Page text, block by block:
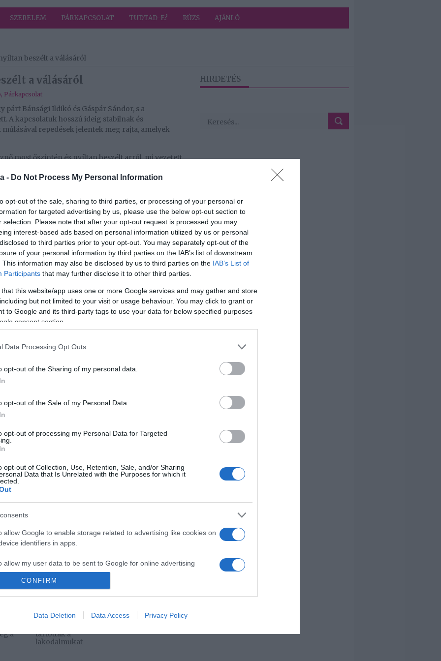
- Do Not Process My Personal Information
opt-out of the sale, sharing to third parties, or processing of your personal or
for targeted advertising by us, please use the below opt-out section to
selection. Please note that after your opt-out request is processed you may
interest-based ads based on personal information utilized by us or personal
to third parties prior to your opt-out. You may separately opt-out of the
of your personal information by third parties on the IAB’s list of downstream
This information may also be disclosed by us to third parties on the IAB’s List of
Participants that may further disclose it to other third parties.
that this website/app uses one or more Google services and may gather and store
but not limited to your visit or usage behaviour. You may click to grant or
to Google and its third-party tags to use your data for below specified purposes
consent section.
Data Processing Opt Outs
opt-out of the Sharing of my personal data.
opt-out of the Sale of my Personal Data.
opt-out of processing my Personal Data for Targeted
opt-out of Collection, Use, Retention, Sale, and/or Sharing
Data that Is Unrelated with the Purposes for which it
allow Google to enable storage related to advertising like cookies on
identifiers in apps.
allow my user data to be sent to Google for online advertising
allow Google to enable storage related to analytics like cookies on
allow Google to enable storage related to functionality of the website
CONFIRM
Data Deletion Data Access Privacy Policy
SZERELEM PÁRKAPCSOLAT TUDTAD-E? RÚZS AJÁNLÓ
beszélt a válásáról
a válásáról
, Párkapcsolat
Bánsági Ildikó és Gáspár Sándor, s a
A kapcsolatuk hosszú ideig stabilnak és
repedések jelentek meg rajta, amelyek
most őszintén és nyíltan beszélt arról, mi vezetett
meg a háttérben.
nem vagyok boldog, sőt, nagyon boldogtalan
éreztem, hátha ez még helyrehozható...
Nagyon sok bánatom volt, amiket nem tudtam
ki kellett kerülnöm – sóhajtott a Neshama TV
mára sikerült rendezett, kiegyensúlyozott
Gáspár Sándorral.
viszony még mindig nem ér fel ahhoz a mély
Andráshoz fűzi. Korábban Gáspár Sándor is
Kadarkai Endre műsorában mesélte el,
a szakítás.
Szóval azért elválni szégyen. A vidéki embernek
is szégyen volt, mert úgy gondoltam, az én
anyagi körülmények között, sokkal
mellett. Hogy nekem nem sikerült, azt
meggyőző lenni, azt a szeretetet, amit
kimutatni. Lehet, túlságosan szemérmes
Endre Szavakon túl című műsorában, ahol
kerüli azokat a helyzeteket, amelyekben ismét olyan
válásom, hanem ami ezzel jár... Hogy el kellett
én is építettem. Még egyszer nem akarok ilyen
meg a gondolatait Gáspár Sándor.
,Gáspár Sándor
Következő bejegyzés
a
Zendaya és Tom
Holland
tartották a
lakodalmukat
Axente Vanessa
várandós
HIRDETÉS